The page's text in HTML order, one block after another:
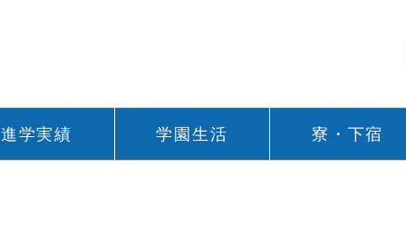
進学実績 学園生活 寮・下宿